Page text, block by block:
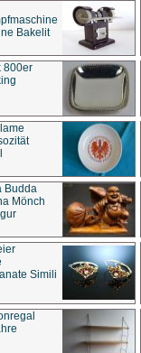
Bakelit
800er
Budda
Mönch
Simili